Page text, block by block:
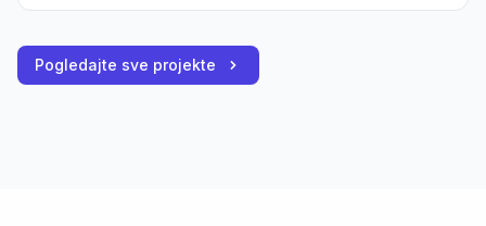
Pogledajte sve projekte